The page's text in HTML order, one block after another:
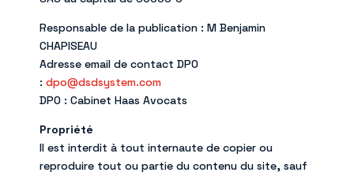
Responsable de la publication : M Benjamin
CHAPISEAU
Adresse email de contact DPO
: dpo@dsdsystem.com
DPO : Cabinet Haas Avocats
Propriété
Il est interdit à tout internaute de copier ou
reproduire tout ou partie du contenu du site, sauf